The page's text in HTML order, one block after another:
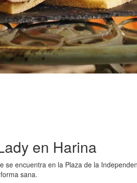
en Harina
se encuentra en la Plaza de la
sana.